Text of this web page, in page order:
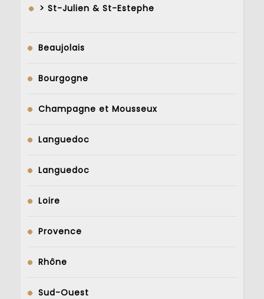
> St-Julien & St-Estephe
Beaujolais
Bourgogne
Champagne et Mousseux
Languedoc
Languedoc
Loire
Provence
Rhône
Sud-Ouest